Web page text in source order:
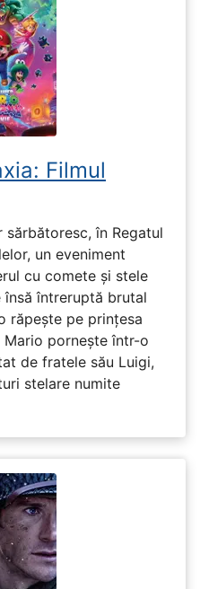
Filmul
în Regatul
un eveniment
cu comete și stele
însă întreruptă brutal
răpește pe prinţesa
Mario pornește într-o
de fratele său Luigi,
stelare numite